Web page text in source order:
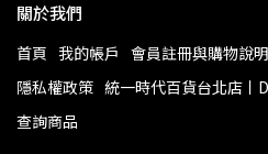
關於我們
首頁 我的帳戶 會員註冊與購物說明
隱私權政策 統一時代百貨台北店丨
查詢商品